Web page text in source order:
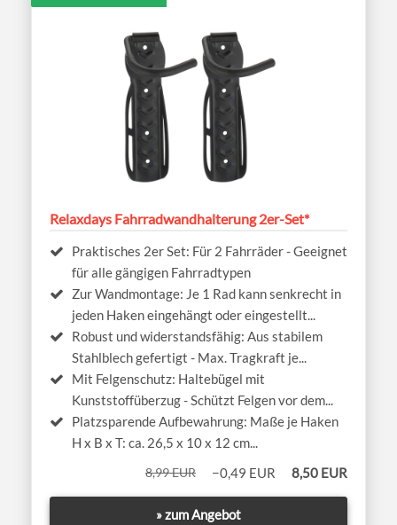
Relaxdays Fahrradwandhalterung 2er-Set*
Praktisches 2er Set: Für 2 Fahrräder - Geeignet
für alle gängigen Fahrradtypen
Zur Wandmontage: Je 1 Rad kann senkrecht in
jeden Haken eingehängt oder eingestellt...
Robust und widerstandsfähig: Aus stabilem
Stahlblech gefertigt - Max. Tragkraft je...
Mit Felgenschutz: Haltebügel mit
Kunststoffüberzug - Schützt Felgen vor dem...
Platzsparende Aufbewahrung: Maße je Haken
H x B x T: ca. 26,5 x 10 x 12 cm...
8,99 EUR −0,49 EUR 8,50 EUR
» zum Angebot